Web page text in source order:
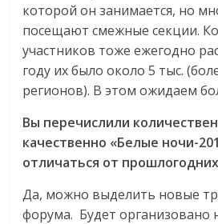
которой он занимается, но
посещают смежные секции.
участников тоже ежегодно
году их было около 5 тыс.
регионов). В этом ожидаем
Вы перечислили
качественно «Белые ночи-
отличаться от
Да, можно выделить новые
форума. Будет организовано